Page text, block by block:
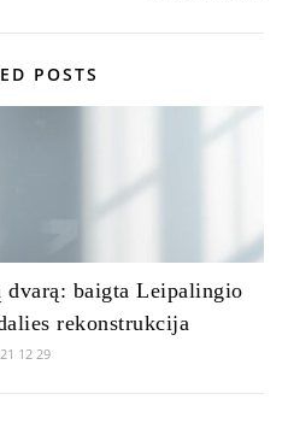
POSTS
baigta Leipalingio
rekonstrukcija
12 29